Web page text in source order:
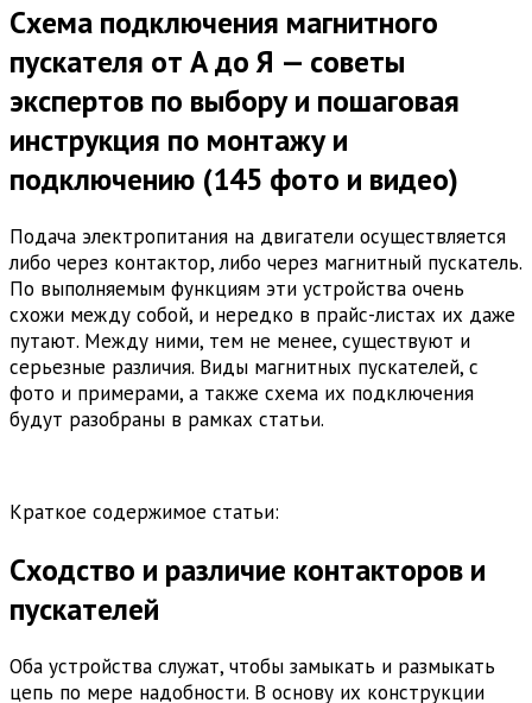
Схема подключения магнитного
пускателя от А до Я — советы
экспертов по выбору и пошаговая
инструкция по монтажу и
подключению (145 фото и видео)
Подача электропитания на двигатели осуществляется
либо через контактор, либо через магнитный пускатель.
По выполняемым функциям эти устройства очень
схожи между собой, и нередко в прайс-листах их даже
путают. Между ними, тем не менее, существуют и
серьезные различия. Виды магнитных пускателей, с
фото и примерами, а также схема их подключения
будут разобраны в рамках статьи.
Краткое содержимое статьи:
Сходство и различие контакторов и
пускателей
Оба устройства служат, чтобы замыкать и размыкать
цепь по мере надобности. В основу их конструкции